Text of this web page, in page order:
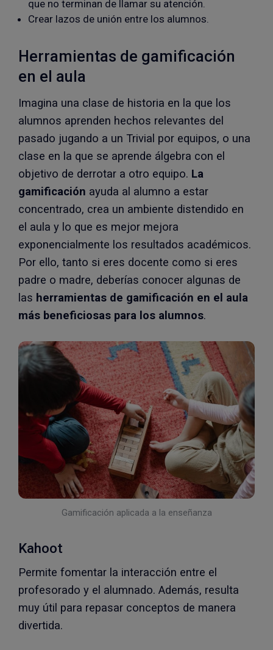
que no terminan de llamar su atención.
Crear lazos de unión entre los alumnos.
Herramientas de gamificación
en el aula
Imagina una clase de historia en la que los
alumnos aprenden hechos relevantes del
pasado jugando a un Trivial por equipos, o una
clase en la que se aprende álgebra con el
objetivo de derrotar a otro equipo. La
gamificación ayuda al alumno a estar
concentrado, crea un ambiente distendido en
el aula y lo que es mejor mejora
exponencialmente los resultados académicos.
Por ello, tanto si eres docente como si eres
padre o madre, deberías conocer algunas de
las herramientas de gamificación en el aula
más beneficiosas para los alumnos.
Gamificación aplicada a la enseñanza
Kahoot
Permite fomentar la interacción entre el
profesorado y el alumnado. Además, resulta
muy útil para repasar conceptos de manera
divertida.